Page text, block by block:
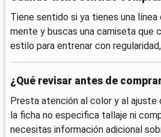
Tiene sentido si ya tienes una
mente y buscas una camiseta que
estilo para entrenar con
¿Qué revisar antes de
Presta atención al color y al ajuste
la ficha no especifica tallaje ni
necesitas información adicional